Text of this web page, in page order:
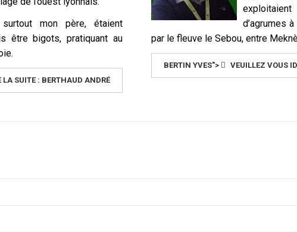
mon père, étaient
être bigots, pratiquant au
LA SUITE : BERTHAUD ANDRÉ
d’agrumes
par le fleuve le Sebou, entre
BERTIN YVES"> VEUILLEZ VOUS